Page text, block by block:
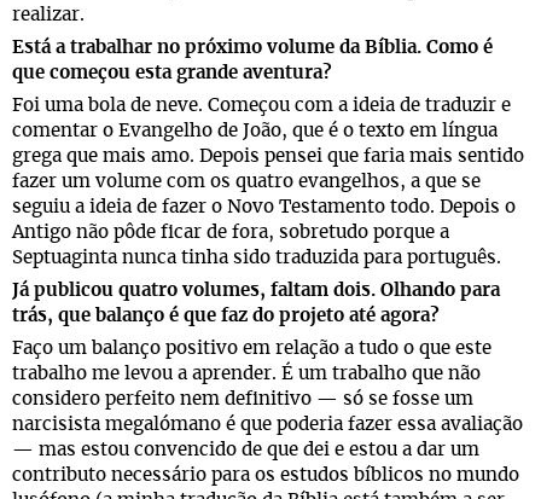
realizar.
Está a trabalhar no próximo volume da Bíblia. Como é
que começou esta grande aventura?
Foi uma bola de neve. Começou com a ideia de traduzir e
comentar o Evangelho de João, que é o texto em língua
grega que mais amo. Depois pensei que faria mais sentido
fazer um volume com os quatro evangelhos, a que se
seguiu a ideia de fazer o Novo Testamento todo. Depois o
Antigo não pôde ficar de fora, sobretudo porque a
Septuaginta nunca tinha sido traduzida para português.
Já publicou quatro volumes, faltam dois. Olhando para
trás, que balanço é que faz do projeto até agora?
Faço um balanço positivo em relação a tudo o que este
trabalho me levou a aprender. É um trabalho que não
considero perfeito nem definitivo — só se fosse um
narcisista megalómano é que poderia fazer essa avaliação
— mas estou convencido de que dei e estou a dar um
contributo necessário para os estudos bíblicos no mundo